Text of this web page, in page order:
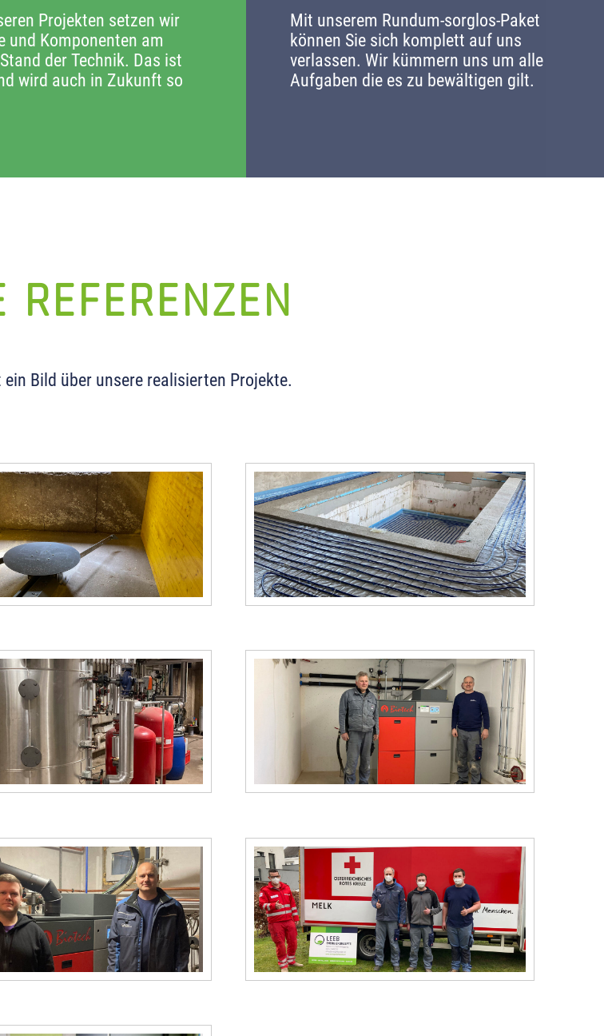
Projekten setzen wir
und Komponenten am
der Technik. Das ist
wird auch in Zukunft so
Mit unserem Rundum-sorglos-Paket
können Sie sich komplett auf uns
verlassen. Wir kümmern uns um alle
Aufgaben die es zu bewältigen gilt.
REFERENZEN
Bild über unsere realisierten Projekte.